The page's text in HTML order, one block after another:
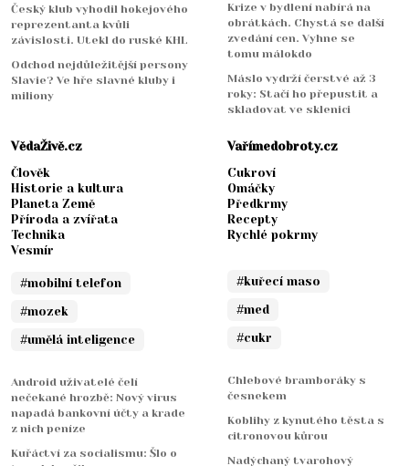
Český klub vyhodil hokejového
reprezentanta kvůli
závislosti. Utekl do ruské KHL
Odchod nejdůležitější persony
Slavie? Ve hře slavné kluby i
miliony
Krize v bydlení nabírá na
obrátkách. Chystá se další
zvedání cen. Vyhne se
tomu málokdo
Máslo vydrží čerstvé až 3
roky: Stačí ho přepustit a
skladovat ve sklenici
VědaŽivě.cz
Člověk
Historie a kultura
Planeta Země
Příroda a zvířata
Technika
Vesmír
#mobilní telefon
#mozek
#umělá inteligence
Android uživatelé čelí
nečekané hrozbě: Nový virus
napadá bankovní účty a krade
z nich peníze
Kuřáctví za socialismu: Šlo o
Vařímedobroty.cz
Cukroví
Omáčky
Předkrmy
Recepty
Rychlé pokrmy
#kuřecí maso
#med
#cukr
Chlebové bramboráky s
česnekem
Koblihy z kynutého těsta s
citronovou kůrou
Nadýchaný tvarohový